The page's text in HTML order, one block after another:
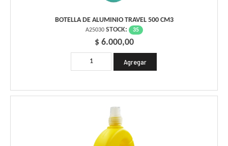
BOTELLA DE ALUMINIO TRAVEL 500 CM3
A25030 STOCK: 35
$ 6.000,00